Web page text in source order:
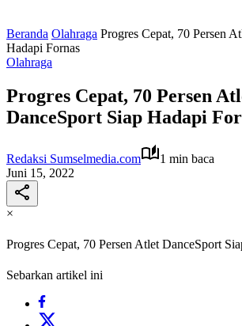
Beranda Olahraga Progres Cepat, 70 Persen
Hadapi Fornas
Olahraga
Progres Cepat, 70 Persen
DanceSport Siap Hadapi
Redaksi Sumselmedia.com
1 min baca
Juni 15, 2022
×
Progres Cepat, 70 Persen Atlet DanceSport
Sebarkan artikel ini